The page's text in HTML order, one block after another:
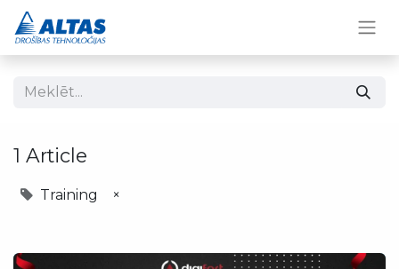
1 Article
Training ×